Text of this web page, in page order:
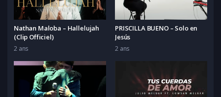
Nathan Maloba – Hallelujah
(Clip Officiel)
2 ans
PRISCILLA BUENO – Solo en
Jesús
2 ans